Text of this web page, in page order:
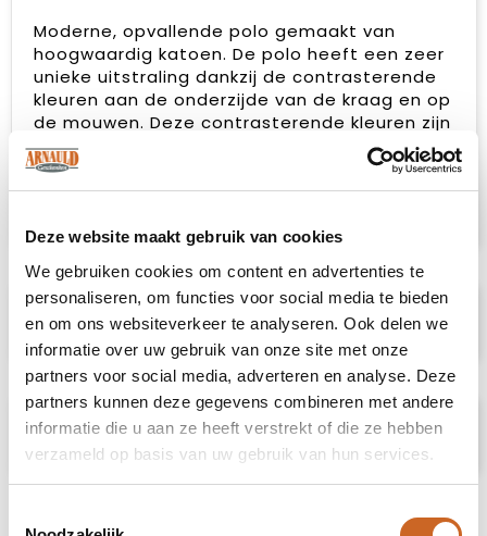
Deze website maakt gebruik van cookies
We gebruiken cookies om content en advertenties te
personaliseren, om functies voor social media te bieden
en om ons websiteverkeer te analyseren. Ook delen we
informatie over uw gebruik van onze site met onze
partners voor social media, adverteren en analyse. Deze
partners kunnen deze gegevens combineren met andere
informatie die u aan ze heeft verstrekt of die ze hebben
verzameld op basis van uw gebruik van hun services.
Moderne, opvallende polo gemaakt van
hoogwaardig katoen. De polo heeft een zeer
unieke uitstraling dankzij de contrasterende
kleuren aan de onderzijde van de kraag en op
de mouwen. Deze contrasterende kleuren zijn
ook terug te vinden in de zijsplitjes en bij de
necktape. Hiermee krijgt deze polo een zeer
unieke uitstraling, ideaal voor doelgroepen
Specificaties
Prijsspecificaties